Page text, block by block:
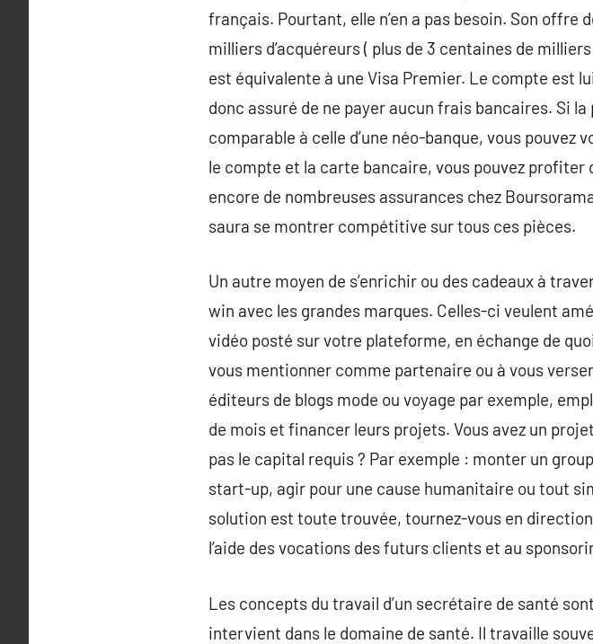
français. Pourtant, elle n’en a pas besoin. Son
milliers d’acquéreurs ( plus de 3 centaines de
est équivalente à une Visa Premier. Le compte est
donc assuré de ne payer aucun frais bancaires. Si
comparable à celle d’une néo-banque, vous pouvez
le compte et la carte bancaire, vous pouvez profiter
encore de nombreuses assurances chez
saura se montrer compétitive sur tous ces pièces.
Un autre moyen de s’enrichir ou des cadeaux à
win avec les grandes marques. Celles-ci veulent
vidéo posté sur votre plateforme, en échange de
vous mentionner comme partenaire ou à vous
éditeurs de blogs mode ou voyage par exemple,
de mois et financer leurs projets. Vous avez un
pas le capital requis ? Par exemple : monter un
start-up, agir pour une cause humanitaire ou tout
solution est toute trouvée, tournez-vous en
l’aide des vocations des futurs clients et au
Les concepts du travail d’un secrétaire de santé
intervient dans le domaine de santé. Il travaille